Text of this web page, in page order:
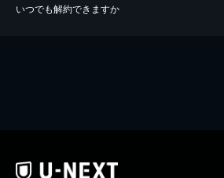
いつでも解約できますか